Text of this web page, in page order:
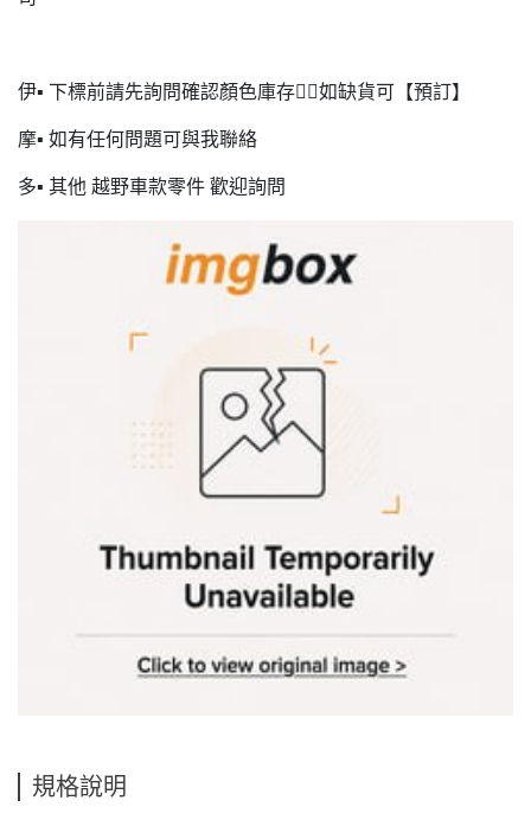
伊▪ 下標前請先詢問確認顏色庫存🙋‍♂️如缺貨可【預訂】
摩▪ 如有任何問題可與我聯絡
多▪ 其他 越野車款零件 歡迎詢問
規格說明